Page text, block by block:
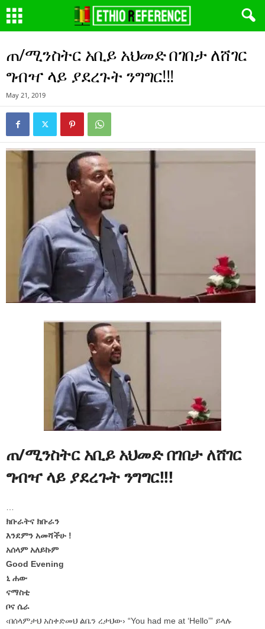
ጠ/ሚንስትር አቢይ አህመድ በገበታ ለሸገር
ግብዣ ላይ ያደረጉት ንግግር!!!
May 21, 2019
ጠ/ሚንስትር አቢይ አህመድ በገበታ ለሸገር
ግብዣ ላይ ያደረጉት ንግግር!!!
ክቡራትና ክቡራን
እንደምን አመሻችሁ !
አሰላም አለይኩም
Good Evening
ኒ ሐው
ናማስቲ
ቦና ሴራ
‹በሰላምታህ አስቀድመህ ልቤን ረታህው› “You had me at ‘Hello’” ይላሉ